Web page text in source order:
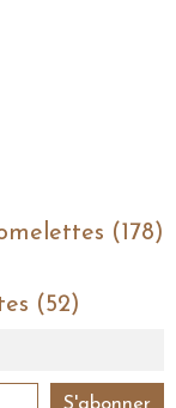
(178)
(52)